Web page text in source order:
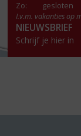
Zo:
gesloten
I.v.m. vakanties op
NIEUWSBRIEF
Schrijf je hier in